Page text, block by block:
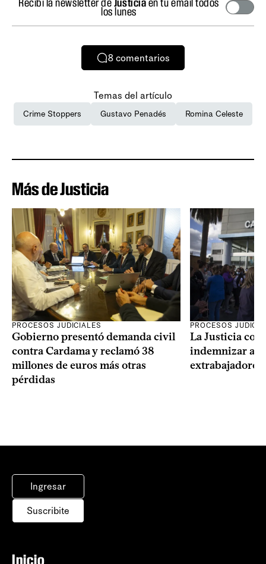
los lunes
8 comentarios
Temas del artículo
Crime Stoppers Gustavo Penadés Romina Celeste
Más de Justicia
PROCESOS JUDICIALES
Gobierno presentó demanda civil
contra Cardama y reclamó 38
millones de euros más otras
pérdidas
PROCESOS
La Justicia
indemnizar a
extrabajadores
Ingresar
Suscribite
Inicio